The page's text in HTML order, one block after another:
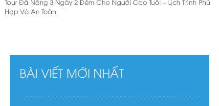
Tour Đà Nẵng 3 Ngày 2 Đêm Cho Người Cao Tuổi – Lịch Trình Phù
Hợp Và An Toàn
BÀI VIẾT MỚI NHẤT